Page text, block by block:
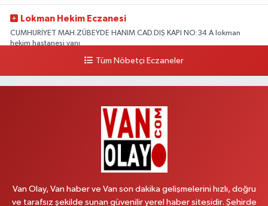
Lokman Hekim Eczanesi
CUMHURİYET MAH.ZÜBEYDE HANIM CAD.DIŞ KAPI NO:34 A lokman
hekim hastanesi yanı
Yol Tarifi Al
Vanyolu Caddesi Yeni Diş Hastanesi Yanı NO:102F
Yol Tarifi Al
CUMHURİYET MAH.KONAK SK.NO:6
0 (530) 442 24 65 Yol Tarifi Al
Tüm Nöbetçi Eczaneler
Van Olay, Van haber ve Van son dakika gelişmelerini hızlı, doğru
ve tarafsız şekilde sunan güvenilir yerel haber sitesidir. Şehirde